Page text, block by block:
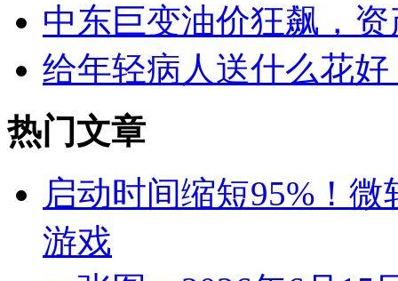
中东巨变油价狂飙，
给年轻病人送什么花好
热门文章
启动时间缩短95%！
游戏